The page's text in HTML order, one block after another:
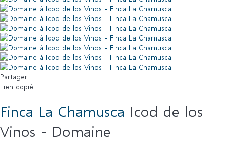
Partager
Lien copié
Finca La Chamusca Icod de los
Vinos - Domaine